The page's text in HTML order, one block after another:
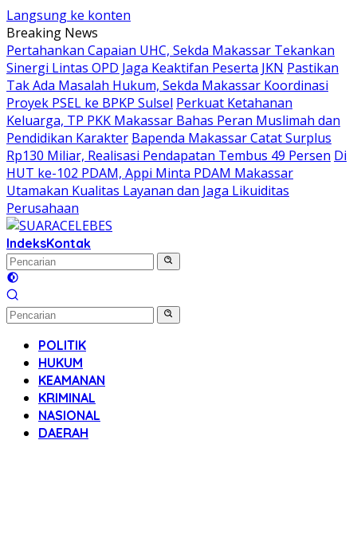
Langsung ke konten
Breaking News
Pertahankan Capaian UHC, Sekda Makassar Tekankan
Sinergi Lintas OPD Jaga Keaktifan Peserta JKN Pastikan
Tak Ada Masalah Hukum, Sekda Makassar Koordinasi
Proyek PSEL ke BPKP Sulsel Perkuat Ketahanan
Keluarga, TP PKK Makassar Bahas Peran Muslimah dan
Pendidikan Karakter Bapenda Makassar Catat Surplus
Rp130 Miliar, Realisasi Pendapatan Tembus 49 Persen Di
HUT ke-102 PDAM, Appi Minta PDAM Makassar
Utamakan Kualitas Layanan dan Jaga Likuiditas
Perusahaan
IndeksKontak
POLITIK
HUKUM
KEAMANAN
KRIMINAL
NASIONAL
DAERAH